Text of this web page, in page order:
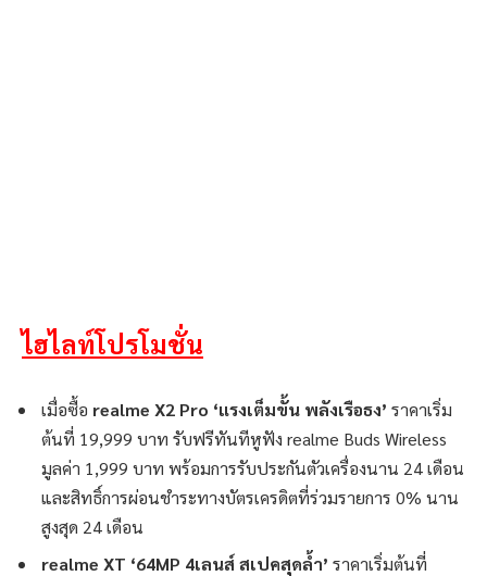
ไฮไลท์โปรโมชั่น
เมื่อซื้อ realme X2 Pro ‘แรงเต็มขั้น พลังเรือธง’ ราคาเริ่ม
ต้นที่ 19,999 บาท รับฟรีทันทีหูฟัง realme Buds Wireless
มูลค่า 1,999 บาท พร้อมการรับประกันตัวเครื่องนาน 24 เดือน
และสิทธิ์การผ่อนชำระทางบัตรเครดิตที่ร่วมรายการ 0% นาน
สูงสุด 24 เดือน
realme XT ‘64MP 4เลนส์ สเปคสุดล้ำ’ ราคาเริ่มต้นที่